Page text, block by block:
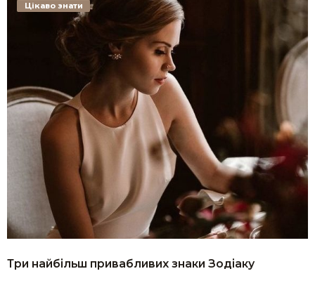
Три найбільш привабливих знаки Зодіаку
Цікаво знати